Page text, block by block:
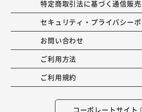
特定商取引法に基づく通信販
セキュリティ・プライバシー
お問い合わせ
ご利用方法
ご利用規約
コーポレートサイト